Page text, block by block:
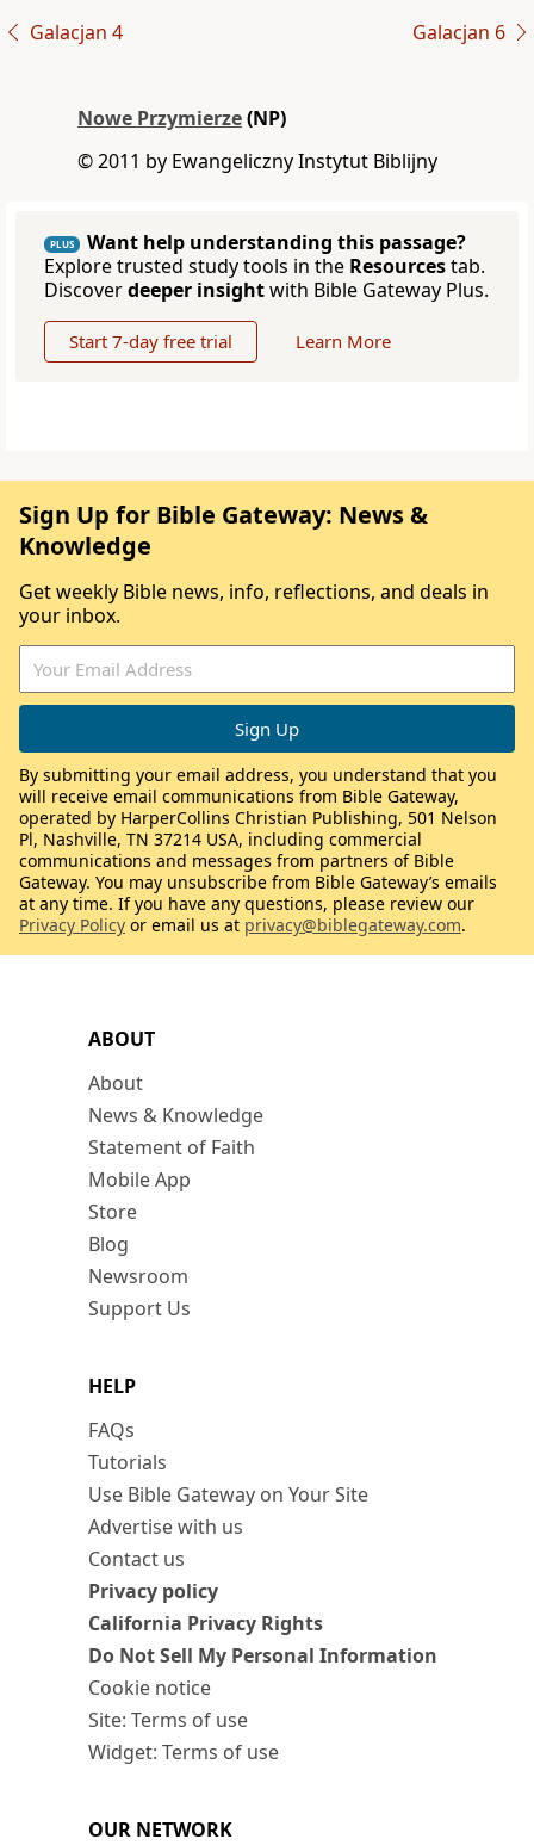
Galacjan 4 Galacjan 6
Nowe Przymierze(NP)
© 2011 by Ewangeliczny Instytut Biblijny
PLUS
Want help understanding this passage?
Explore trusted study tools in the Resourcestab.
Discoverdeeper insightwith Bible Gateway Plus.
Start 7-day free trial Learn More
ABOUT
About
News & Knowledge
Statement of Faith
Mobile App
Store
Blog
Newsroom
Support Us
HELP
FAQs
Tutorials
Use Bible Gateway on Your Site
Advertise with us
Contact us
Privacy policy
California Privacy Rights
Do Not Sell My Personal Information
Cookie notice
Site: Terms of use
Widget: Terms of use
OUR NETWORK
Sign Up for Bible Gateway: News &
Knowledge
Get weekly Bible news, info, reflections, and deals in
your inbox.
By submitting your email address, you understand that you
will receive email communications from Bible Gateway,
operated by HarperCollins Christian Publishing, 501 Nelson
Pl, Nashville, TN 37214 USA, including commercial
communications and messages from partners of Bible
Gateway. You may unsubscribe from Bible Gateway’s emails
at any time. If you have any questions, please review our
Privacy Policy or email us at privacy@biblegateway.com.